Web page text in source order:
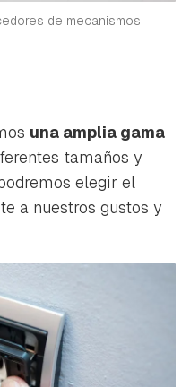
de mecanismos
una amplia gama
tamaños y
elegir el
a nuestros gustos y